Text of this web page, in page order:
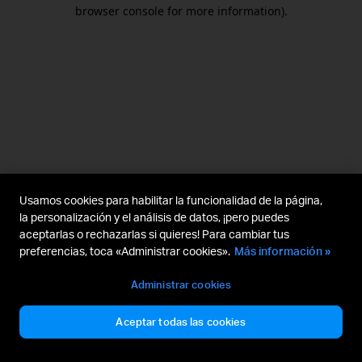
browser console for more information).
Usamos cookies para habilitar la funcionalidad de la página,
la personalización y el análisis de datos, ¡pero puedes
aceptarlas o rechazarlas si quieres! Para cambiar tus
preferencias, toca «Administrar cookies». Más información »
Administrar cookies
Aceptar todas las cookies